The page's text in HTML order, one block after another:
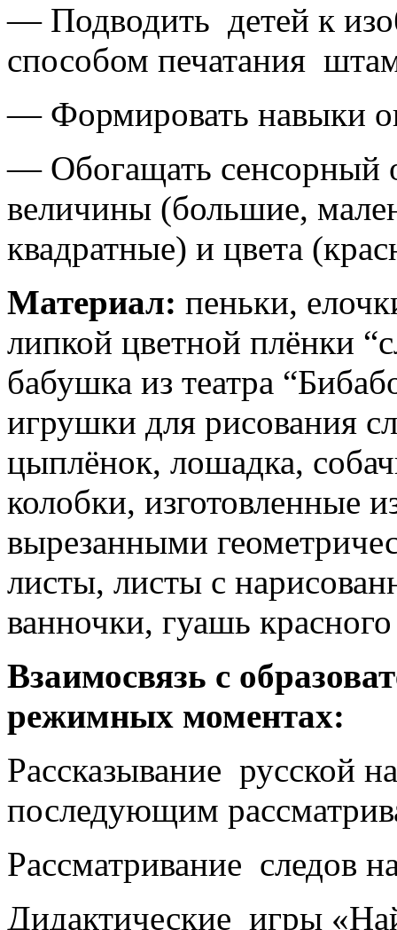
— Подводить детей к
способом печатания
— Формировать навыки
— Обогащать сенсорный
величины (большие,
квадратные) и цвета
Материал: пеньки,
липкой цветной плёнки
бабушка из театра
игрушки для рисования
цыплёнок, лошадка,
колобки, изготовленные
вырезанными
листы, листы с
ванночки, гуашь
Взаимосвязь с
режимных моментах:
Рассказывание русской
последующим
Рассматривание следов
Дидактические игры